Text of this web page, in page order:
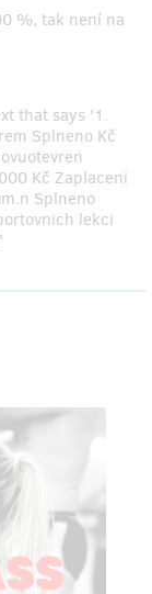
%, tak není na